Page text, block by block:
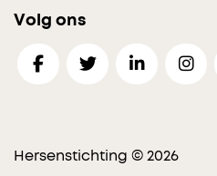
Volg ons
Hersenstichting © 2026